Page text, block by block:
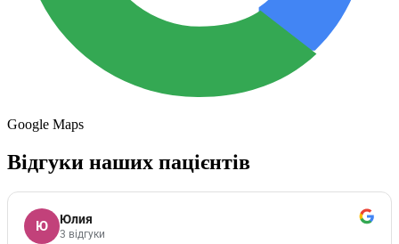
Google Maps
Відгуки наших пацієнтів
Ю Юлия
3 відгуки